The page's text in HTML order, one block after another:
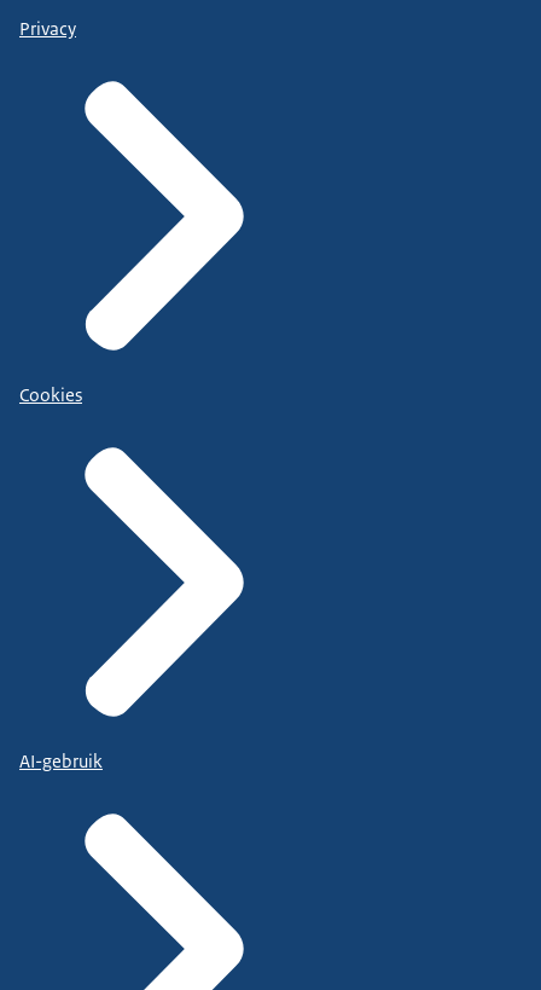
Privacy
Cookies
AI-gebruik